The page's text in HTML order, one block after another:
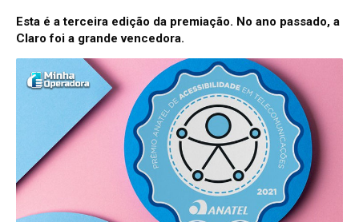
Esta é a terceira edição da premiação. No ano passado, a
Claro foi a grande vencedora.